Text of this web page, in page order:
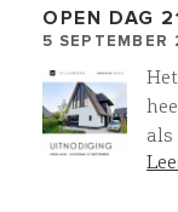
OPEN DAG
5 SEPTEMBER
als
Wij